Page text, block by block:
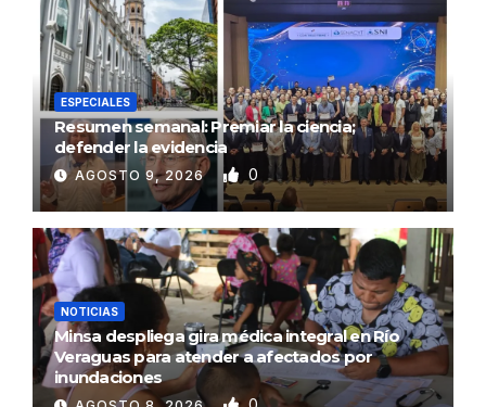
ESPECIALES
Resumen semanal: Premiar la ciencia;
defender la evidencia
AGOSTO 9, 2026 0
NOTICIAS
Minsa despliega gira médica integral en Río
Veraguas para atender a afectados por
inundaciones